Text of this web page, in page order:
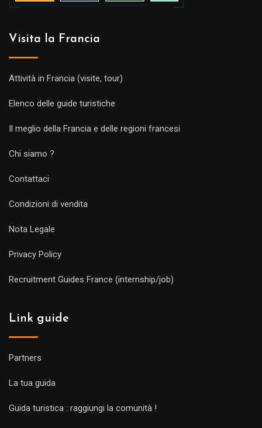
Visita la Francia
Attività in Francia (visite, tour)
Elenco delle guide turistiche
Il meglio della Francia e delle regioni francesi
Chi siamo ?
Contattaci
Condizioni di vendita
Nota Legale
Privacy Policy
Recruitment Guides France (internship/job)
Link guide
Partners
La tua guida
Guida turistica : raggiungi la comunità !